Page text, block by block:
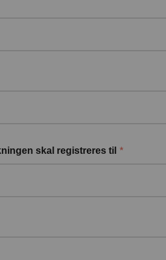
skal registreres til *